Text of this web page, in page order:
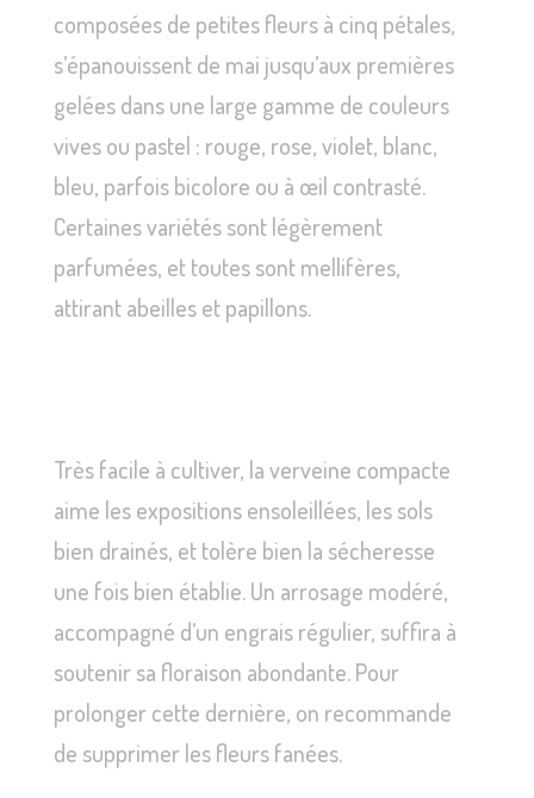
composées de petites fleurs à cinq pétales,
s’épanouissent de mai jusqu’aux premières
gelées dans une large gamme de couleurs
vives ou pastel : rouge, rose, violet, blanc,
bleu, parfois bicolore ou à œil contrasté.
Certaines variétés sont légèrement
parfumées, et toutes sont mellifères,
attirant abeilles et papillons.
Très facile à cultiver, la verveine compacte
aime les expositions ensoleillées, les sols
bien drainés, et tolère bien la sécheresse
une fois bien établie. Un arrosage modéré,
accompagné d’un engrais régulier, suffira à
soutenir sa floraison abondante. Pour
prolonger cette dernière, on recommande
de supprimer les fleurs fanées.